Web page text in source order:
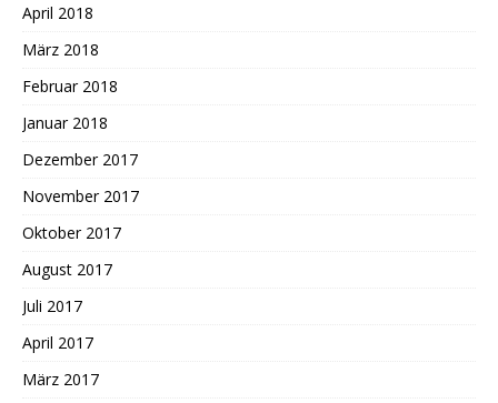
April 2018
März 2018
Februar 2018
Januar 2018
Dezember 2017
November 2017
Oktober 2017
August 2017
Juli 2017
April 2017
März 2017